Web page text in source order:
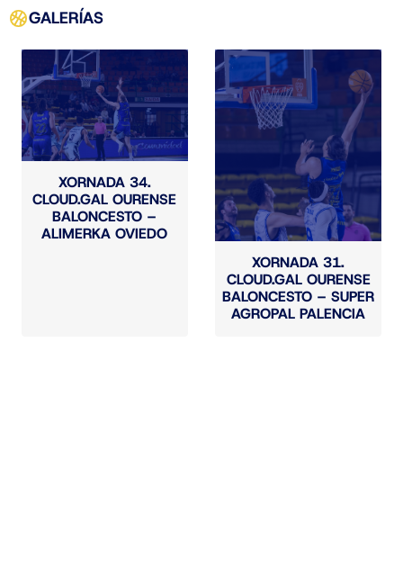
GALERÍAS
XORNADA 34.
CLOUD.GAL OURENSE
BALONCESTO –
ALIMERKA OVIEDO
XORNADA 31.
CLOUD.GAL OURENSE
BALONCESTO – SUPER
AGROPAL PALENCIA